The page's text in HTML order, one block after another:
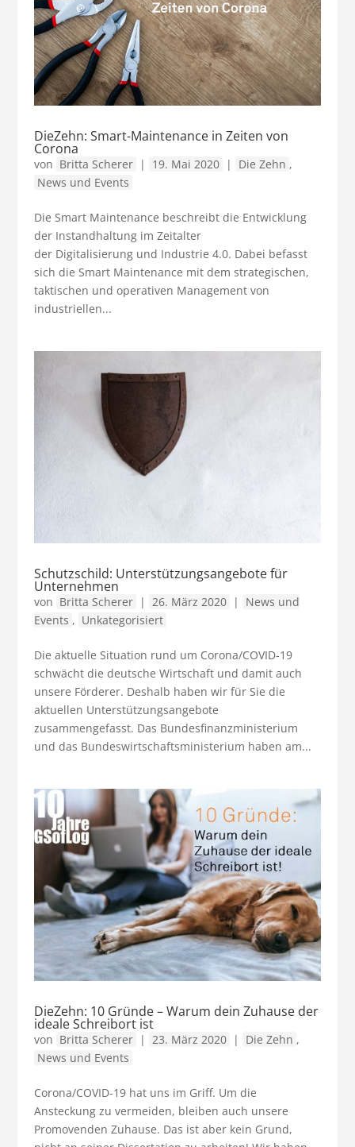
DieZehn: Smart-Maintenance in Zeiten von
Corona
von Britta Scherer | 19. Mai 2020 | Die Zehn ,
News und Events
Die Smart Maintenance beschreibt die Entwicklung
der Instandhaltung im Zeitalter
der Digitalisierung und Industrie 4.0. Dabei befasst
sich die Smart Maintenance mit dem strategischen,
taktischen und operativen Management von
industriellen...
Schutzschild: Unterstützungsangebote für
Unternehmen
von Britta Scherer | 26. März 2020 |
News und
Events , Unkategorisiert
Die aktuelle Situation rund um Corona/COVID-19
schwächt die deutsche Wirtschaft und damit auch
unsere Förderer. Deshalb haben wir für Sie die
aktuellen Unterstützungsangebote
zusammengefasst. Das Bundesfinanzministerium
und das Bundeswirtschaftsministerium haben am...
DieZehn: 10 Gründe – Warum dein Zuhause der
ideale Schreibort ist
von Britta Scherer | 23. März 2020 | Die Zehn ,
News und Events
Corona/COVID-19 hat uns im Griff. Um die
Ansteckung zu vermeiden, bleiben auch unsere
Promovenden Zuhause. Das ist aber kein Grund,